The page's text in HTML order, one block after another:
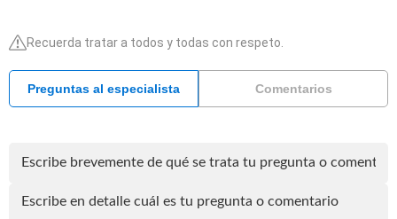
Recuerda tratar a todos y todas con respeto.
Preguntas al especialista Comentarios